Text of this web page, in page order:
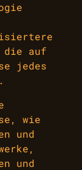
die auf
jedes
wie
und
und